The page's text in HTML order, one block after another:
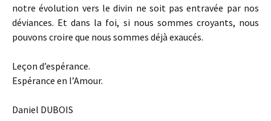
notre évolution vers le divin ne soit pas entravée par nos
déviances. Et dans la foi, si nous sommes croyants, nous
pouvons croire que nous sommes déjà exaucés.
Leçon d’espérance.
Espérance en l’Amour.
Daniel DUBOIS